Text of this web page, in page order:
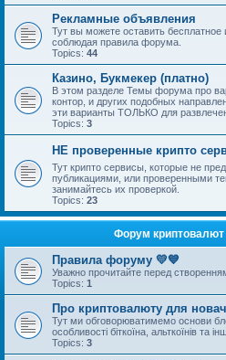
Рекламные объявления
Тут вы можете оставить бесплатное
соблюдая правила форума.
Topics: 44
Казино, Букмекер (платно)
В этом разделе Темы форума про
контор, и других подобных
эти варианты ТОЛЬКО для
Topics: 3
НЕ проверенные крипто
Тут крипто сервисы, которые не
публикациями, или проверенными
занимайтесь их проверкой.
Topics: 23
Форум криптовалют
Правила форуму 💛💙
Уважно прочитайте перед
Topics: 1
Про криптовалюту для
Тут ми обговорюватимемо основи
особливості біткоїна, альткоїнів та
Topics: 3